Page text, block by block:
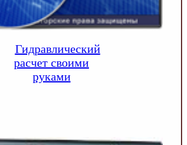
Гидравлический
расчет своими
руками